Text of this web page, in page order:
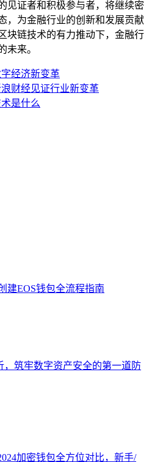
见证者和积极参与者，将继续密
，为金融行业的创新和发展贡献
块链技术的有力推动下，金融行
未来。
字经济新变革
财经见证行业新变革
是什么
建EOS钱包全流程指南
，筑牢数字资产安全的第一道防
加密钱包全方位对比，新手/